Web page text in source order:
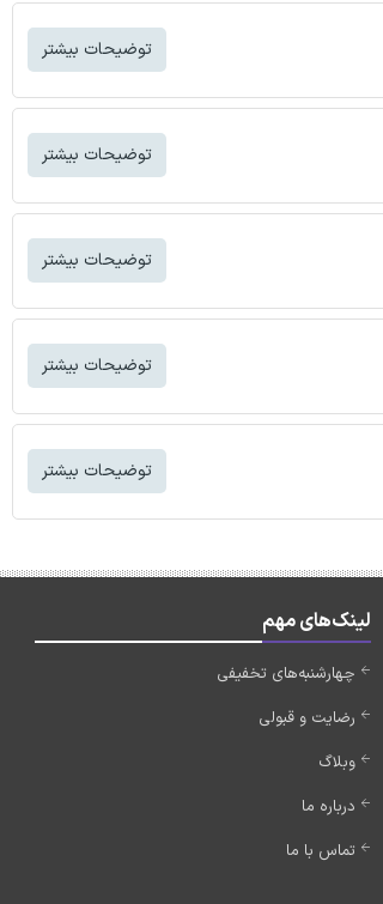
توضیحات بیشتر
توضیحات بیشتر
توضیحات بیشتر
توضیحات بیشتر
توضیحات بیشتر
لینک‌های مهم
چهارشنبه‌های تخفیفی
رضایت و قبولی
وبلاگ
درباره ما
تماس با ما